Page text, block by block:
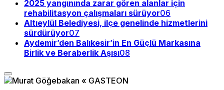
2025 yangınında zarar gören alanlar için
rehabilitasyon çalışmaları sürüyor06
Altıeylül Belediyesi, ilçe genelinde hizmetlerini
sürdürüyor07
Aydemir’den Balıkesir’in En Güçlü Markasına
Birlik ve Beraberlik Aşısı08